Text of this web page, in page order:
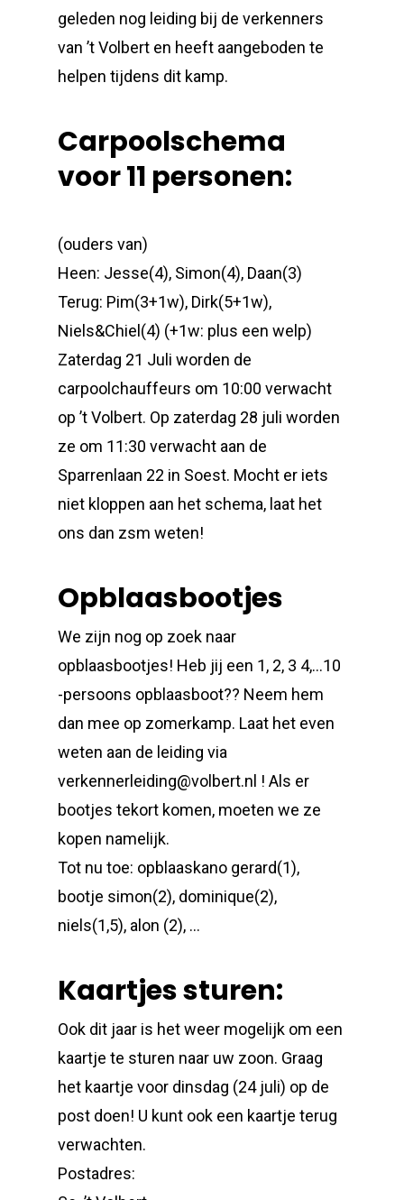
geleden nog leiding bij de verkenners
van ’t Volbert en heeft aangeboden te
helpen tijdens dit kamp.
Carpoolschema
voor 11 personen:
(ouders van)
Heen: Jesse(4), Simon(4), Daan(3)
Terug: Pim(3+1w), Dirk(5+1w),
Niels&Chiel(4) (+1w: plus een welp)
Zaterdag 21 Juli worden de
carpoolchauffeurs om 10:00 verwacht
op ’t Volbert. Op zaterdag 28 juli worden
ze om 11:30 verwacht aan de
Sparrenlaan 22 in Soest. Mocht er iets
niet kloppen aan het schema, laat het
ons dan zsm weten!
Opblaasbootjes
We zijn nog op zoek naar
opblaasbootjes! Heb jij een 1, 2, 3 4,…10
-persoons opblaasboot?? Neem hem
dan mee op zomerkamp. Laat het even
weten aan de leiding via
verkennerleiding@volbert.nl ! Als er
bootjes tekort komen, moeten we ze
kopen namelijk.
Tot nu toe: opblaaskano gerard(1),
bootje simon(2), dominique(2),
niels(1,5), alon (2), …
Kaartjes sturen:
Ook dit jaar is het weer mogelijk om een
kaartje te sturen naar uw zoon. Graag
het kaartje voor dinsdag (24 juli) op de
post doen! U kunt ook een kaartje terug
verwachten.
Postadres: